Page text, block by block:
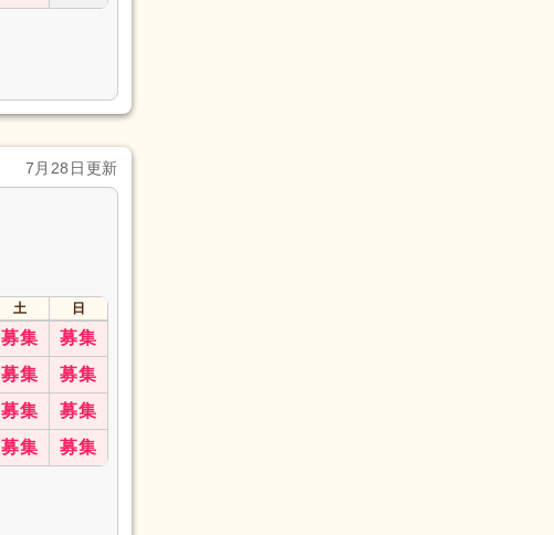
7月28日更新
土 日
募集 募集
募集 募集
募集 募集
募集 募集